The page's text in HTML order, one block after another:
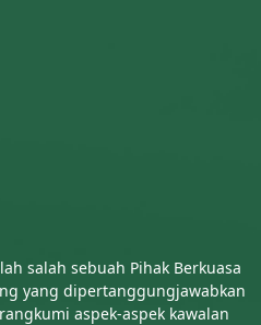
salah sebuah Pihak Berkuasa
yang dipertanggungjawabkan
aspek-aspek kawalan